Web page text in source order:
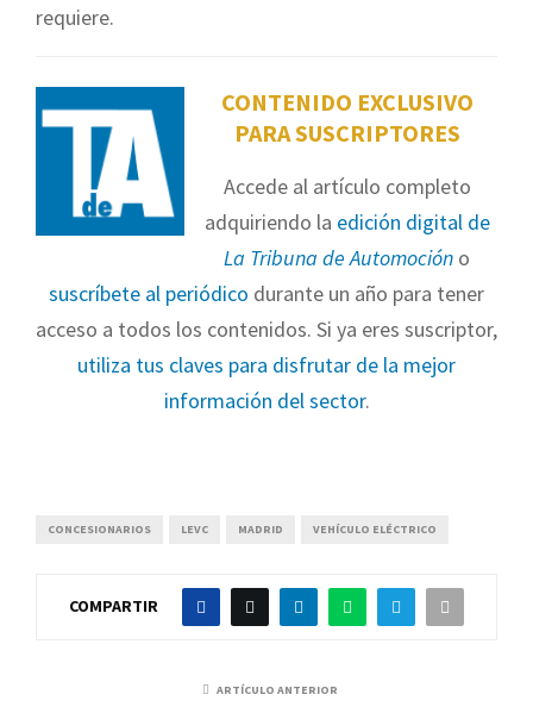
requiere.
CONTENIDO EXCLUSIVO
PARA SUSCRIPTORES
Accede al artículo completo
adquiriendo la edición digital de
La Tribuna de Automoción o
suscríbete al periódico durante un año para tener
acceso a todos los contenidos. Si ya eres suscriptor,
utiliza tus claves para disfrutar de la mejor
información del sector.
CONCESIONARIOS LEVC MADRID VEHÍCULO ELÉCTRICO
COMPARTIR
ARTÍCULO ANTERIOR